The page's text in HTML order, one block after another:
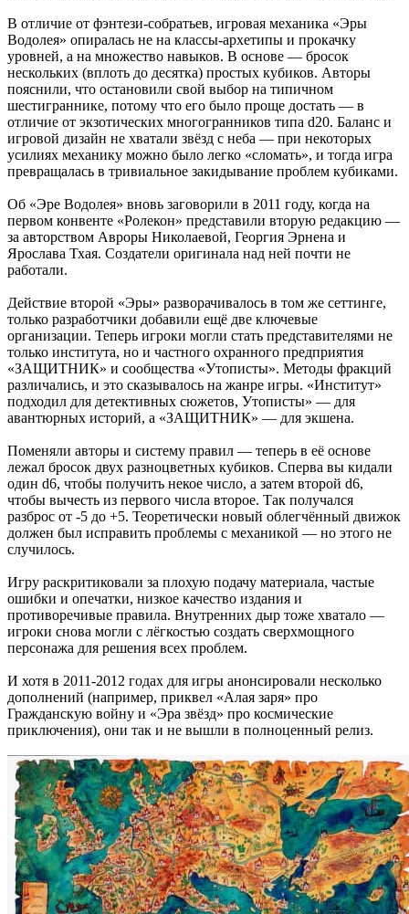
В отличие от фэнтези-собратьев, игровая механика «Эры
Водолея» опиралась не на классы-архетипы и прокачку
уровней, а на множество навыков. В основе — бросок
нескольких (вплоть до десятка) простых кубиков. Авторы
пояснили, что остановили свой выбор на типичном
шестиграннике, потому что его было проще достать — в
отличие от экзотических многогранников типа d20. Баланс и
игровой дизайн не хватали звёзд с неба — при некоторых
усилиях механику можно было легко «сломать», и тогда игра
превращалась в тривиальное закидывание проблем кубиками.
Об «Эре Водолея» вновь заговорили в 2011 году, когда на
первом конвенте «Ролекон» представили вторую редакцию —
за авторством Авроры Николаевой, Георгия Эрнена и
Ярослава Тхая. Создатели оригинала над ней почти не
работали.
Действие второй «Эры» разворачивалось в том же сеттинге,
только разработчики добавили ещё две ключевые
организации. Теперь игроки могли стать представителями не
только института, но и частного охранного предприятия
«ЗАЩИТНИК» и сообщества «Утописты». Методы фракций
различались, и это сказывалось на жанре игры. «Институт»
подходил для детективных сюжетов, Утописты» — для
авантюрных историй, а «ЗАЩИТНИК» — для экшена.
Поменяли авторы и систему правил — теперь в её основе
лежал бросок двух разноцветных кубиков. Сперва вы кидали
один d6, чтобы получить некое число, а затем второй d6,
чтобы вычесть из первого числа второе. Так получался
разброс от -5 до +5. Теоретически новый облегчённый движок
должен был исправить проблемы с механикой — но этого не
случилось.
Игру раскритиковали за плохую подачу материала, частые
ошибки и опечатки, низкое качество издания и
противоречивые правила. Внутренних дыр тоже хватало —
игроки снова могли с лёгкостью создать сверхмощного
персонажа для решения всех проблем.
И хотя в 2011-2012 годах для игры анонсировали несколько
дополнений (например, приквел «Алая заря» про
Гражданскую войну и «Эра звёзд» про космические
приключения), они так и не вышли в полноценный релиз.